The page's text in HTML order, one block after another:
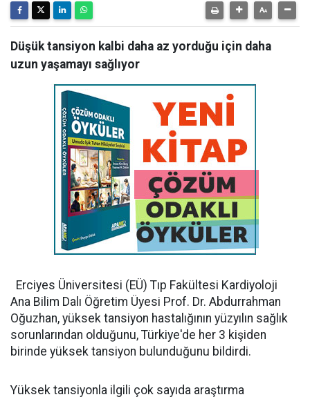
Düşük tansiyon kalbi daha az yorduğu için daha
uzun yaşamayı sağlıyor
Erciyes Üniversitesi (EÜ) Tıp Fakültesi Kardiyoloji
Ana Bilim Dalı Öğretim Üyesi Prof. Dr. Abdurrahman
Oğuzhan, yüksek tansiyon hastalığının yüzyılın sağlık
sorunlarından olduğunu, Türkiye'de her 3 kişiden
birinde yüksek tansiyon bulunduğunu bildirdi.
Yüksek tansiyonla ilgili çok sayıda araştırma